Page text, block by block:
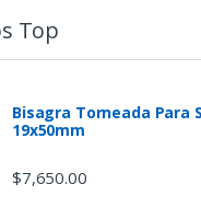
Top
Bisagra Torneada Para
19x50mm
$7,650.00